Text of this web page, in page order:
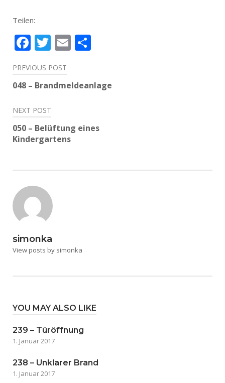
Teilen:
Facebook
Twitter
Email
Beitragsnavigation
PREVIOUS POST
048 – Brandmeldeanlage
NEXT POST
050 – Belüftung eines
Kindergartens
simonka
View posts by simonka
YOU MAY ALSO LIKE
239 – Türöffnung
1. Januar 2017
238 – Unklarer Brand
1. Januar 2017